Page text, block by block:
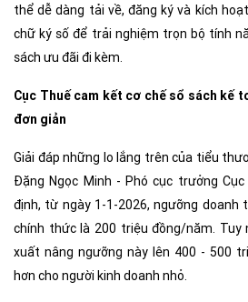
thể dễ dàng tải về, đăng ký và kích
chữ ký số để trải nghiệm trọn bộ tính
sách ưu đãi đi kèm.
Cục Thuế cam kết cơ chế sổ sách kế
đơn giản
Giải đáp những lo lắng trên của tiểu
Đặng Ngọc Minh - Phó cục trưởng
định, từ ngày 1-1-2026, ngưỡng doanh
chính thức là 200 triệu đồng/năm. Tuy
xuất nâng ngưỡng này lên 400 - 500
hơn cho người kinh doanh nhỏ.